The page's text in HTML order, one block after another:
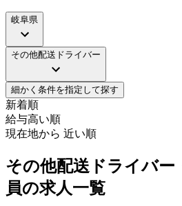
岐阜県
その他配送ドライバー
細かく条件を指定して探す
新着順
給与高い順
現在地から 近い順
その他配送ドライバー
員の求人一覧